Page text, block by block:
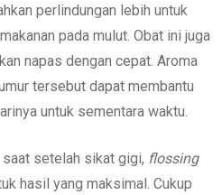
perlindungan lebih untuk
pada mulut. Obat ini juga
napas dengan cepat. Aroma
tersebut dapat membantu
untuk sementara waktu.
saat setelah sikat gigi, flossing
hasil yang maksimal. Cukup